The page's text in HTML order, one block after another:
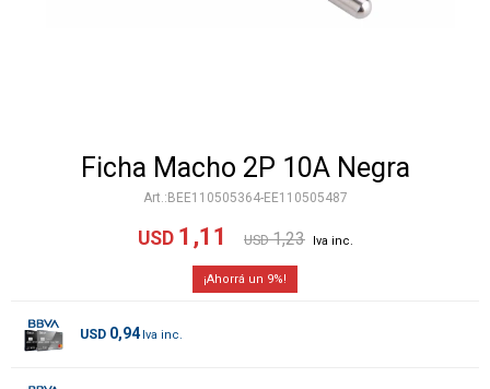
Ficha Macho 2P 10A Negra
BEE110505364-EE110505487
USD 1,11 USD 1,23
9
USD 0,94